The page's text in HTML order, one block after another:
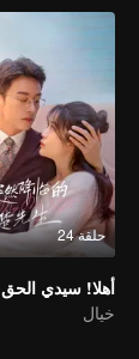
حلقة 24
أهلا! سيدي الحق
خيال